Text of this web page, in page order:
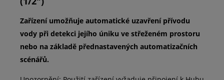
Zařízení umožňuje automatické uzavření přívodu
vody při detekci jejího úniku ve střeženém prostoru
nebo na základě přednastavených automatizačních
scénářů.